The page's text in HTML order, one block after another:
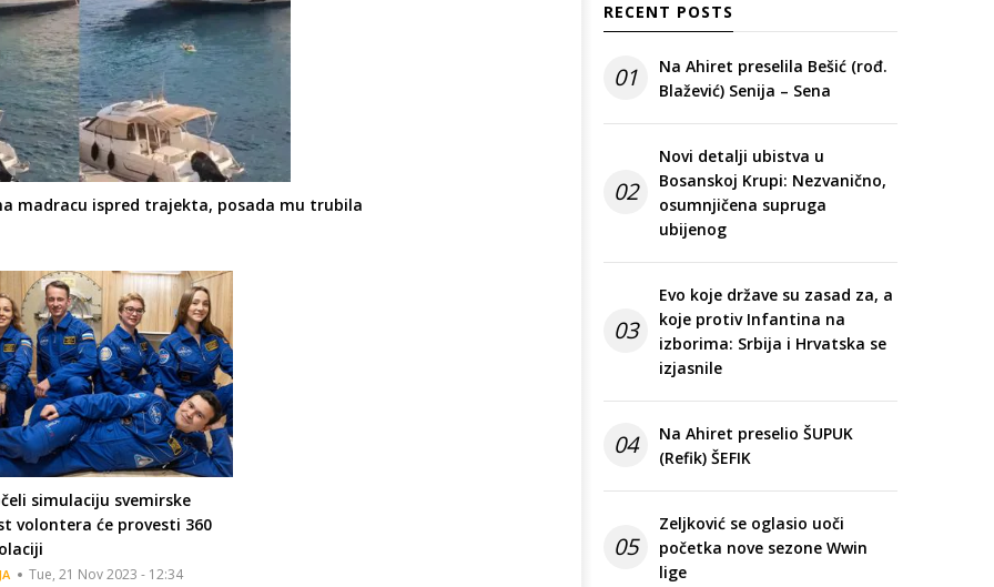
madracu ispred trajekta, posada mu trubila
simulaciju svemirske
volontera će provesti 360
Tue, 21 Nov 2023 - 12:34
RECENT POSTS
01
Na Ahiret preselila Bešić (rođ.
Blažević) Senija – Sena
02
Novi detalji ubistva u
Bosanskoj Krupi: Nezvanično,
osumnjičena supruga
ubijenog
03
Evo koje države su zasad za, a
koje protiv Infantina na
izborima: Srbija i Hrvatska se
izjasnile
04
Na Ahiret preselio ŠUPUK
(Refik) ŠEFIK
05
Zeljković se oglasio uoči
početka nove sezone Wwin
lige